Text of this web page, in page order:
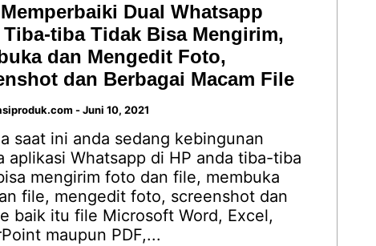
Dual Whatsapp
tiba Tidak Bisa Mengirim,
dan Mengedit Foto,
dan Berbagai Macam File
-Juni 10, 2021
saat ini anda sedang kebingunan
aplikasi Whatsapp di HP anda tiba-tiba
mengirim foto dan file, membuka
file, mengedit foto, screenshot dan
baik itu file Microsoft Word, Excel,
maupun PDF,...